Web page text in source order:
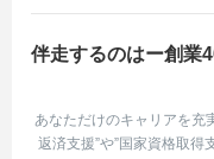
大企業
利厚生多数あり
★公式Instagram
https://
伴走するのはー創業
あなただけのキャリアを充
返済支援”や”国家資格取得